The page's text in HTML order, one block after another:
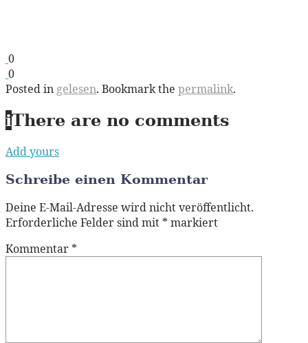
0
0
Posted in gelesen. Bookmark the permalink.
iThere are no comments
Add yours
Schreibe einen Kommentar
Deine E-Mail-Adresse wird nicht veröffentlicht.
Erforderliche Felder sind mit * markiert
Kommentar *